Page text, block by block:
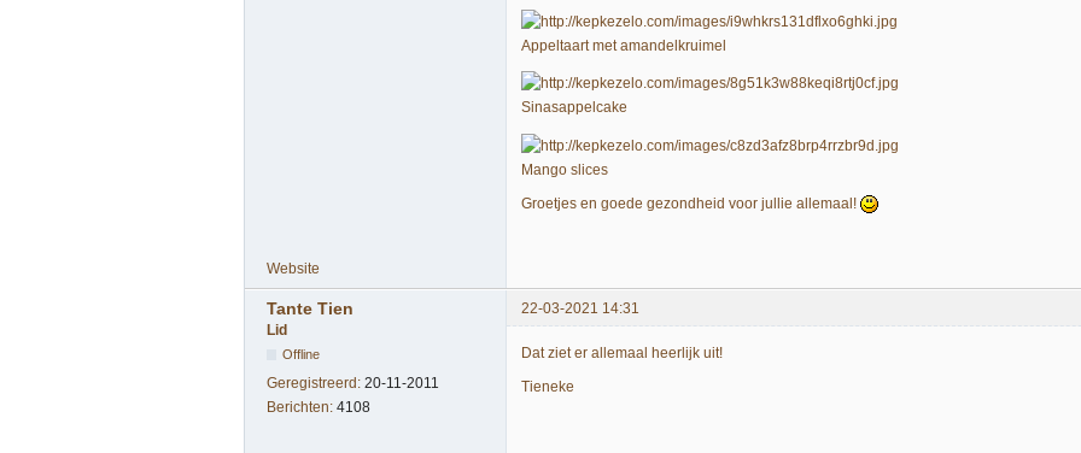
Appeltaart met amandelkruimel
Sinasappelcake
Mango slices
Groetjes en goede gezondheid voor jullie allemaal!
Website
Tante Tien
22-03-2021 14:31
Lid
Offline
Geregistreerd: 20-11-2011
Berichten: 4108
Dat ziet er allemaal heerlijk uit!
Tieneke